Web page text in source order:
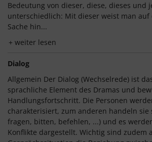
Bedeutung von dieser, diese, dieses und
unterschiedlich: Mit dieser weist man auf
Sache hin...
weiter lesen
Dialog
Allgemein Der Dialog (Wechselrede) ist
sprachliche Element des Dramas und
Handlungsfortschritt. Die Personen
charakterisiert, zum anderen handeln sie
fragen, bitten, befehlen, ...) und es
Konflikte dargestellt. Wichtig sind zudem